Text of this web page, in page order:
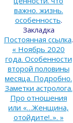
важно. жизнь.
особенность.
Закладка
Постоянная ссылка.
« Ноябрь 2020
года. Особенности
второй половины
месяца. Подробно.
Заметки астролога.
Про отношения
или «…Женщина,
отойдите!..». »